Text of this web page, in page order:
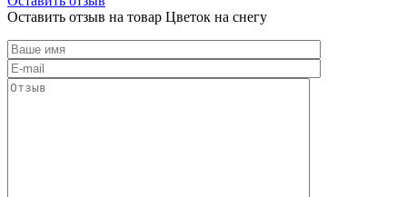
Оставить отзыв на товар Цветок на снегу